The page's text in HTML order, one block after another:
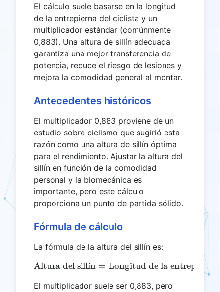
El cálculo suele basarse en la longitud
de la entrepierna del ciclista y un
multiplicador estándar (comúnmente
0,883). Una altura de sillín adecuada
garantiza una mejor transferencia de
potencia, reduce el riesgo de lesiones y
mejora la comodidad general al montar.
Antecedentes históricos
El multiplicador 0,883 proviene de un
estudio sobre ciclismo que sugirió esta
razón como una altura de sillín óptima
para el rendimiento. Ajustar la altura del
sillín en función de la comodidad
personal y la biomecánica es
importante, pero este cálculo
proporciona un punto de partida sólido.
Fórmula de cálculo
La fórmula de la altura del sillín es:
\text{Altura del sillín} =
Altura del sillı
ˊn = Longitud de la entrepierna
El multiplicador suele ser 0,883, pero